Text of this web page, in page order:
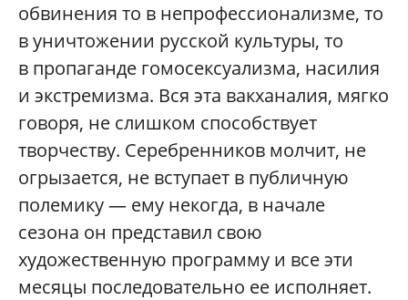
обвинения то в непрофессионализме, то
в уничтожении русской культуры, то
в пропаганде гомосексуализма, насилия
и экстремизма. Вся эта вакханалия, мягко
говоря, не слишком способствует
творчеству. Серебренников молчит, не
огрызается, не вступает в публичную
полемику — ему некогда, в начале
сезона он представил свою
художественную программу и все эти
месяцы последовательно ее исполняет.